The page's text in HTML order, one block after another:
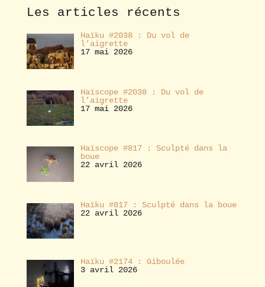
eLes articles récents
Haïku #2038 : Du vol de
l’aigrette
17 mai 2026
Haïscope #2038 : Du vol de
l’aigrette
17 mai 2026
Haïscope #817 : Sculpté dans la
boue
22 avril 2026
Haïku #817 : Sculpté dans la boue
22 avril 2026
Haïku #2174 : Giboulée
3 avril 2026